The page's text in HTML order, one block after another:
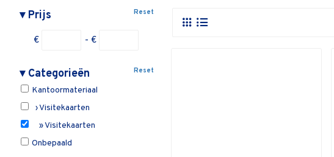
▾Prijs Reset
€ - €
▾Categorieën Reset
Kantoormateriaal
› Visitekaarten
» Visitekaarten
Onbepaald